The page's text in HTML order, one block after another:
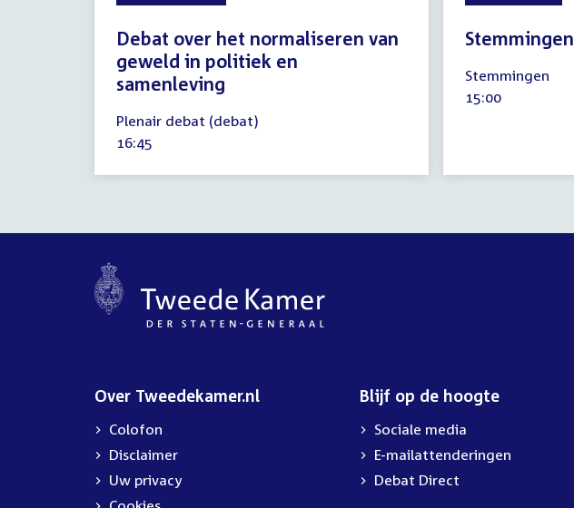
Debat over het normaliseren van
geweld in politiek en
samenleving
mei
2026
Plenair debat (debat)
Tijd
16:45
Stemmingen
juni
2026
Stemmingen
Tijd
15:00
Over Tweedekamer.nl
Colofon
Disclaimer
Uw privacy
Blijf op de hoogte
Sociale media
E-mailattenderingen
Debat Direct